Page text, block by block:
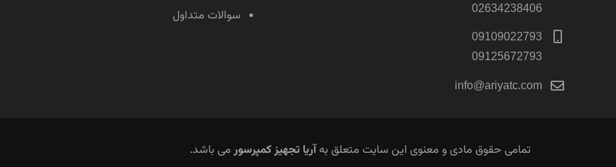
02634238406
09109022793
09125672793
info@ariyatc.com
سوالات متداول
تمامی حقوق مادی و معنوی این سایت متعلق بهآریا تجهیز کمپرسورمی باشد.